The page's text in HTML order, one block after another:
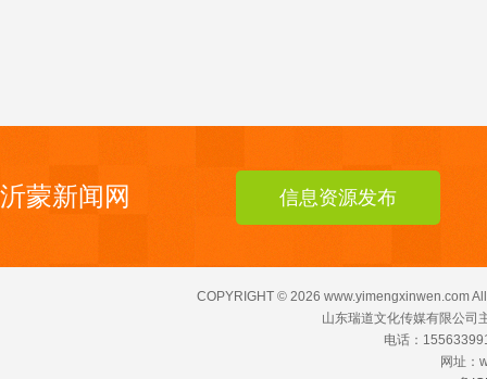
沂蒙新闻网 信息资源发布
COPYRIGHT © 2026 www.yimengxinwen.com
山东瑞道文化传媒有限公司
电话：
网址：